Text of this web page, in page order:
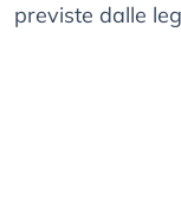
previste dalle